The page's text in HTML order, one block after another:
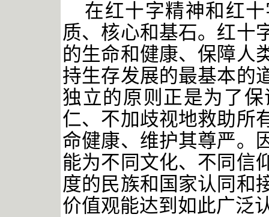
在红十字精神和红
质、核心和基石。红十
的生命和健康、保障人
持生存发展的最基本的
独立的原则正是为了
仁、不加歧视地救助所
命健康、维护其尊严。
能为不同文化、不同信
度的民族和国家认同和
价值观能达到如此广泛